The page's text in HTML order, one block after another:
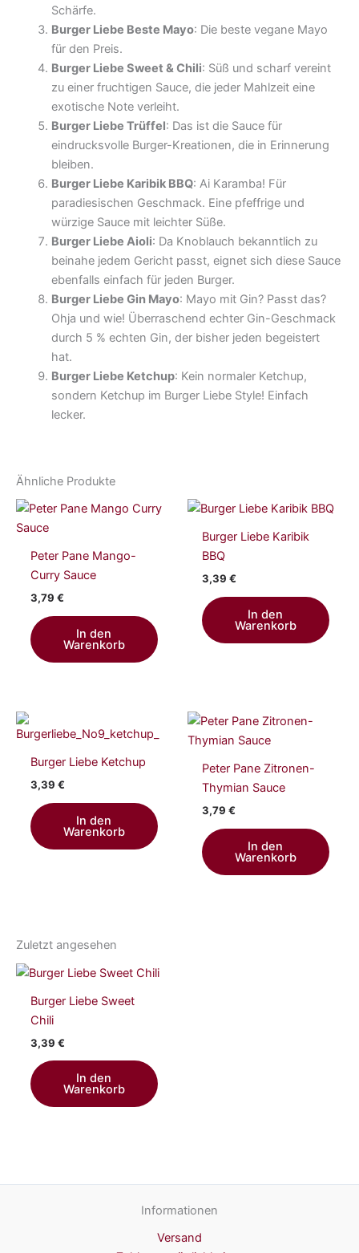
Schärfe.
Burger Liebe Beste Mayo: Die beste vegane Mayo
für den Preis.
Burger Liebe Sweet & Chili: Süß und scharf vereint
zu einer fruchtigen Sauce, die jeder Mahlzeit eine
exotische Note verleiht.
Burger Liebe Trüffel: Das ist die Sauce für
eindrucksvolle Burger-Kreationen, die in Erinnerung
bleiben.
Burger Liebe Karibik BBQ: Ai Karamba! Für
paradiesischen Geschmack. Eine pfeffrige und
würzige Sauce mit leichter Süße.
Burger Liebe Aioli: Da Knoblauch bekanntlich zu
beinahe jedem Gericht passt, eignet sich diese Sauce
ebenfalls einfach für jeden Burger.
Burger Liebe Gin Mayo: Mayo mit Gin? Passt das?
Ohja und wie! Überraschend echter Gin-Geschmack
durch 5 % echten Gin, der bisher jeden begeistert
hat.
Burger Liebe Ketchup: Kein normaler Ketchup,
sondern Ketchup im Burger Liebe Style! Einfach
lecker.
Ähnliche Produkte
Peter Pane Mango-
Curry Sauce
3,79 €
In den
Warenkorb
Burger Liebe Karibik
BBQ
3,39 €
In den
Warenkorb
Burger Liebe Ketchup
3,39 €
In den
Warenkorb
Peter Pane Zitronen-
Thymian Sauce
3,79 €
In den
Warenkorb
Zuletzt angesehen
Burger Liebe Sweet
Chili
3,39 €
In den
Warenkorb
Informationen
Versand